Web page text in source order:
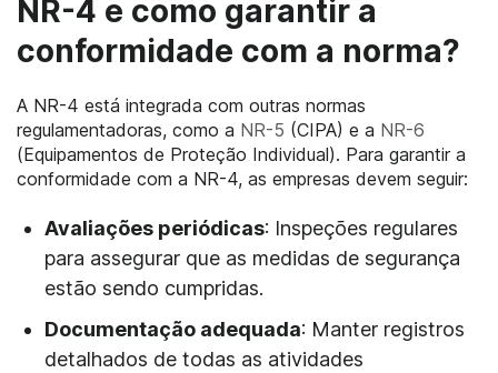
NR-4 e como garantir a
conformidade com a norma?
A NR-4 está integrada com outras normas
regulamentadoras, como a NR-5 (CIPA) e a NR-6
(Equipamentos de Proteção Individual). Para garantir a
conformidade com a NR-4, as empresas devem seguir:
Avaliações periódicas: Inspeções regulares
para assegurar que as medidas de segurança
estão sendo cumpridas.
Documentação adequada: Manter registros
detalhados de todas as atividades